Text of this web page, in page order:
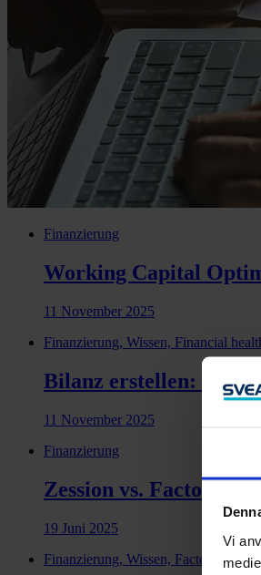
Vi
Finanzierung
Working Capital
11 November 2025
Finanzierung, Wissen, Financial
Bilanz erstellen: Wie
11 November 2025
Finanzierung
Zession vs. Factoring:
19 Juni 2025
Finanzierung, Wissen, Factoring